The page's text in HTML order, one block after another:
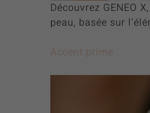
Découvrez GENEO
peau, basée sur
Accent prime